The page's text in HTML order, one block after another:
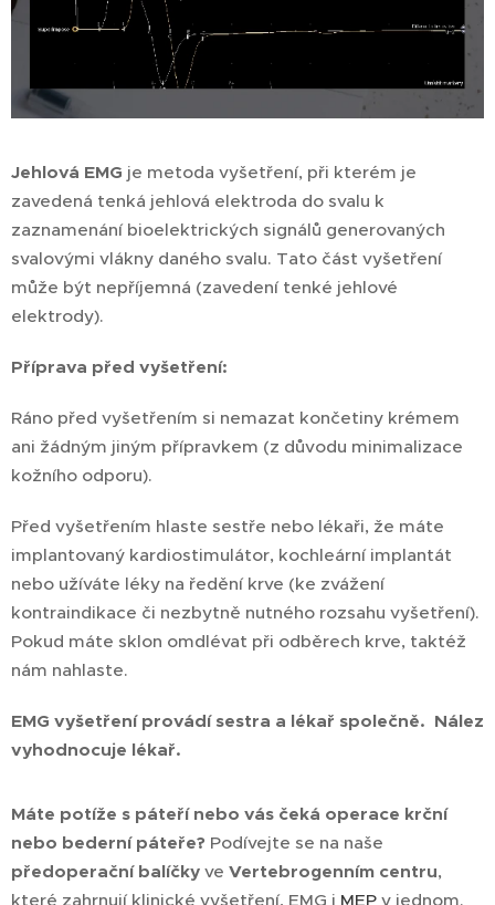
Jehlová EMG je metoda vyšetření, při kterém je
zavedená tenká jehlová elektroda do svalu k
zaznamenání bioelektrických signálů generovaných
svalovými vlákny daného svalu. Tato část vyšetření
může být nepříjemná (zavedení tenké jehlové
elektrody).
Příprava před vyšetření:
Ráno před vyšetřením si nemazat končetiny krémem
ani žádným jiným přípravkem (z důvodu minimalizace
kožního odporu).
Před vyšetřením hlaste sestře nebo lékaři, že máte
implantovaný kardiostimulátor, kochleární implantát
nebo užíváte léky na ředění krve (ke zvážení
kontraindikace či nezbytně nutného rozsahu vyšetření).
Pokud máte sklon omdlévat při odběrech krve, taktéž
nám nahlaste.
EMG vyšetření provádí sestra a lékař společně. Nález
vyhodnocuje lékař.
Máte potíže s páteří nebo vás čeká operace krční
nebo bederní páteře? Podívejte se na naše
předoperační balíčky ve Vertebrogenním centru,
které zahrnují klinické vyšetření, EMG i MEP v jednom.